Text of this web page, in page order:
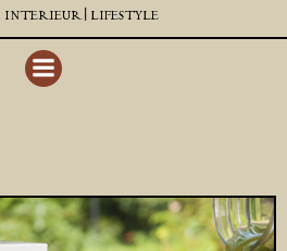
INTERIEUR | LIFESTYLE